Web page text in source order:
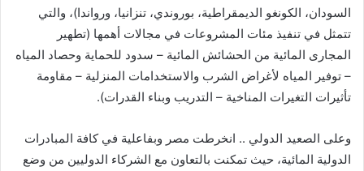
السودان، الكونغو الديمقراطية، بوروندي، تنزانيا، ورواندا)، والتي
تتمثل في تنفيذ مئات المشروعات في مجالات أهمها (تطهير
المجارى المائية من الحشائش المائية – سدود للحماية وحصاد المياه
– توفير المياه لأغراض الشرب والاستخدامات المنزلية – مقاومة
تأثيرات التغيرات المناخية – التدريب وبناء القدرات).
وعلى الصعيد الدولي .. انخرطت مصر وبفاعلية في كافة المبادرات
الدولية المائية، حيث تمكنت بالتعاون مع الشركاء الدوليين من وضع